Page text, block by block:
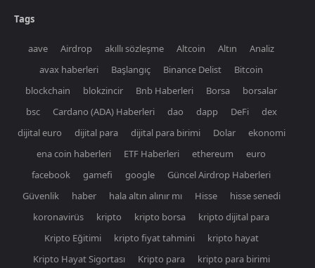
Tags
aave Airdrop akıllı sözleşme Altcoin Altın
Analiz
avax haberleri
Başlangıç Binance Delist
Bitcoin
blockchain
blokzincir Bnb Haberleri Borsa
borsalar
bsc
Cardano (ADA) Haberleri dao dapp DeFi
dex
dijital euro
dijital para dijital para birimi Dolar
ekonomi
ena coin haberleri
ETF Haberleri ethereum
euro
facebook
gamefi google
Güncel Airdrop Haberleri
Güvenlik
haber hala altın alınır mı Hisse
hisse senedi
koronavirüs
kripto kripto borsa
kripto dijital para
Kripto Eğitimi
kripto fiyat tahmini
kripto hayat
Kripto Hayat Sigortası
Kripto para
kripto para birimi